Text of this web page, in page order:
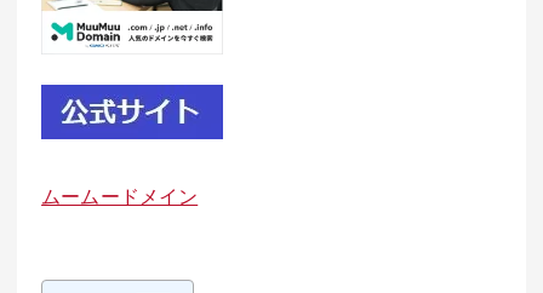
ムームードメイン